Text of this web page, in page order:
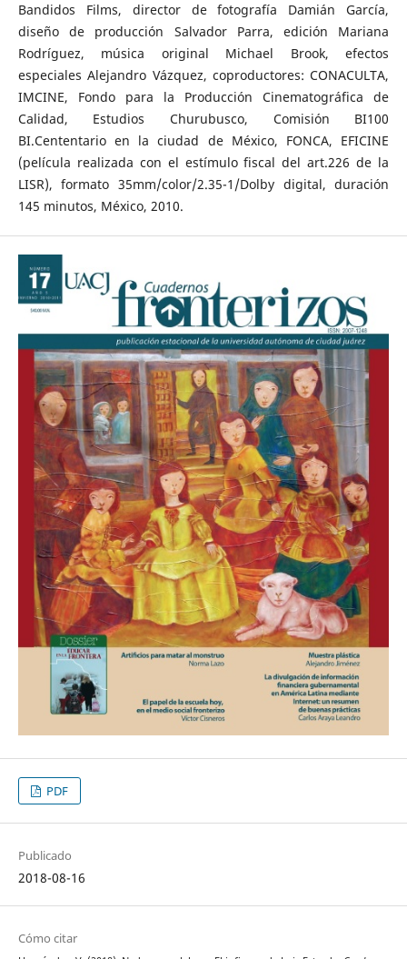
Bandidos Films, director de fotografía Damián García,
diseño de producción Salvador Parra, edición Mariana
Rodríguez, música original Michael Brook, efectos
especiales Alejandro Vázquez, coproductores: CONACULTA,
IMCINE, Fondo para la Producción Cinematográfica de
Calidad, Estudios Churubusco, Comisión BI100
BI.Cententario en la ciudad de México, FONCA, EFICINE
(película realizada con el estímulo fiscal del art.226 de la
LISR), formato 35mm/color/2.35-1/Dolby digital, duración
145 minutos, México, 2010.
PDF
Publicado
2018-08-16
Cómo citar